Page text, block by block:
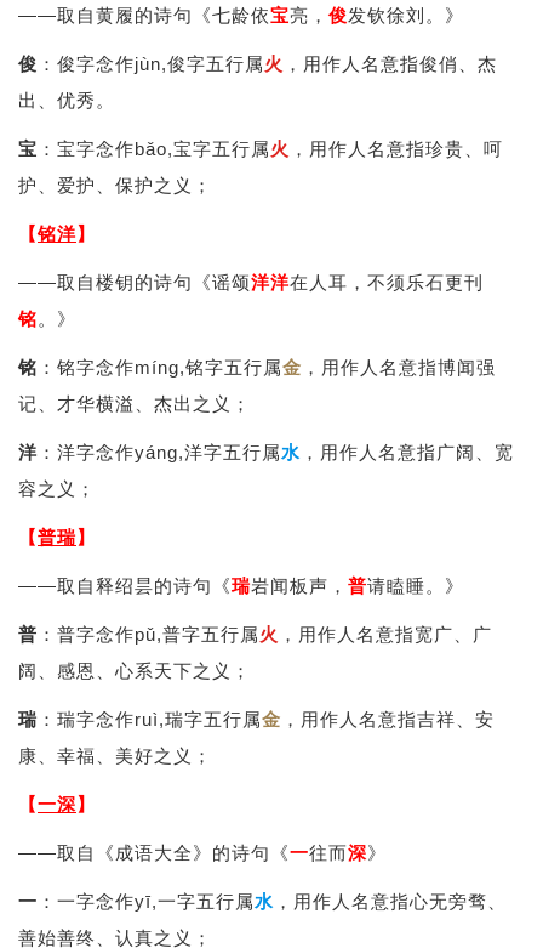
——取自黄履的诗句《七龄依宝亮， 俊发钦徐刘。》
俊 ：俊字念作jùn,俊字五行属火 ，用作人名意指俊俏、杰
出、优秀。
宝 ：宝字念作bǎo,宝字五行属火 ，用作人名意指珍贵、呵
护、爱护、保护之义；
【铭洋】
——取自楼钥的诗句《谣颂洋洋在人耳，不须乐石更刊
铭。》
铭 ：铭字念作míng,铭字五行属金 ，用作人名意指博闻强
记、才华横溢、杰出之义；
洋 ：洋字念作yáng,洋字五行属水 ，用作人名意指广阔、宽
容之义；
【普瑞】
——取自释绍昙的诗句《瑞岩闻板声， 普请瞌睡。》
普 ：普字念作pǔ,普字五行属火 ，用作人名意指宽广、广
阔、感恩、心系天下之义；
瑞 ：瑞字念作ruì,瑞字五行属金 ，用作人名意指吉祥、安
康、幸福、美好之义；
【一深】
——取自《成语大全》的诗句《一往而深》
一 ：一字念作yī,一字五行属水 ，用作人名意指心无旁骛、
善始善终、认真之义；